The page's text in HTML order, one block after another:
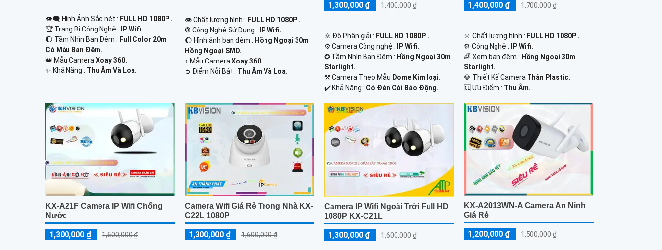
👁️‍🗨 Hình Ảnh Sắc nét : FULL HD 1080P .
🏆 Trang Bị Công Nghệ :
IP Wifi.
🌔 Tầm Nhìn Ban Đêm : Full Color 20m
Có Màu Ban Đêm.
👑 Mẫu Camera Xoay 360.
️✨ Khả Năng : Thu Âm Và Loa.
👁 Chất lượng hình : FULL HD 1080P .
®️ Công Nghệ Sử Dụng :
IP Wifi.
🌔 Hình ảnh ban đêm : Hồng Ngoại 30m
Hồng Ngoại SMD.
↕️ Mẫu CameraXoay 360.
️➲ Điểm Nỗi Bật : Thu Âm Và Loa.
1,300,000 ₫ 1,400,000 ₫
🔆 Độ Phân giải : FULL HD 1080P .
⚙ Camera Công nghệ :
IP Wifi.
✪ Tầm Nhìn Ban Đêm : Hồng Ngoại 30m
Starlight.
⚒ Camera Theo Mẫu Dome Kim loại.
️✔️ Khả Năng : Có Ðèn Còi Báo Động.
1,400,000 ₫ 1,700,000 ₫
🔆 Chất lượng hình : FULL HD 1080P .
⚙ Công Nghệ :
IP Wifi.
🌈 Xem ban đêm : Hồng Ngoại 30m
Starlight.
💎 Thiết Kế Camera Thân Plastic.
️🆑 Ưu Điểm : Thu Âm.
KX-A21F Camera IP Wifi Chống
Nước
1,300,000 ₫ 1,600,000 ₫
Camera Wifi Giá Rẻ Trong Nhà KX-
C22L 1080P
1,300,000 ₫ 1,600,000 ₫
Camera IP Wifi Ngoài Trời Full HD
1080P KX-C21L
1,300,000 ₫ 1,600,000 ₫
KX-A2013WN-A Camera An Ninh
Giá Rẻ
1,200,000 ₫ 1,500,000 ₫